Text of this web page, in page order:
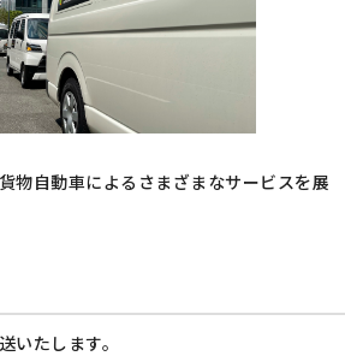
物自動車によるさまざまなサービスを展
いたします。